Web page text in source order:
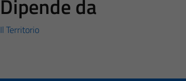
Dipende da
Il Territorio